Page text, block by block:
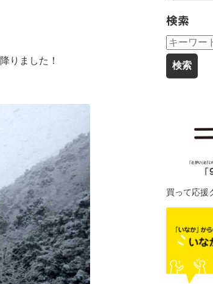
りました！
検索
買って応援